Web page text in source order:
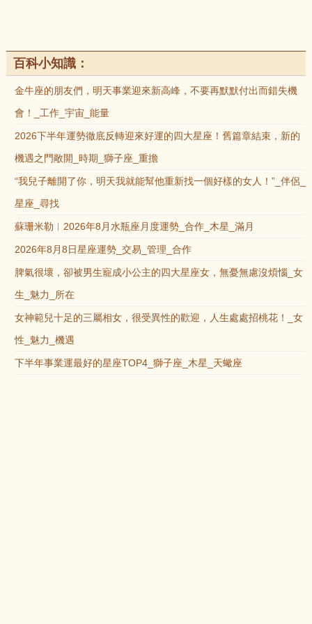
百科小知識：
金牛座的朋友們，明天事業迎來新高峰，不要再默默付出而錯失機
會！_工作_宇宙_能量
2026下半年運勢徹底反轉迎來好運的四大星座！舊篇章結束，新的
機遇之門敞開_時期_獅子座_重擔
“我兒子離開了你，明天我就能幫他重新找一個好樣的女人！”_伴侶_
星座_尋找
蘇珊米勒︱2026年8月水瓶座月度運勢_合作_木星_滿月
2026年8月8日星座運勢_交易_管理_合作
脾氣很壞，卻被男生寵成小公主的四大星座女，無憂無慮沒煩惱_女
生_魅力_所在
女神範兒十足的三屬相女，很受異性的歡迎，人生處處招桃花！_女
性_魅力_機遇
下半年事業運最好的星座TOP4_獅子座_木星_天蠍座